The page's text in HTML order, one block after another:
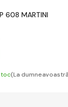
608 MARTINI
(La